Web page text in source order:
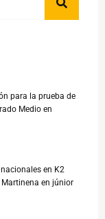
para la prueba de
Medio en
en K2
en júnior